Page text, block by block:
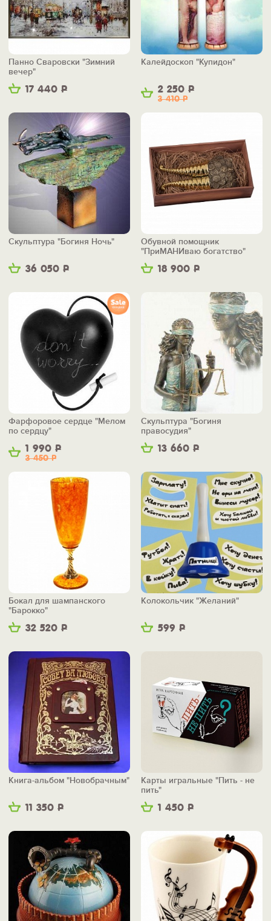
17 440 Р
Панно Сваровски "Зимний
вечер"
2 250 Р
3 410Р
Калейдоскоп "Купидон"
36 050 Р
Скульптура "Богиня Ночь"
18 900 Р
Обувной помощник
"ПриМАНИваю богатство"
1 990 Р
3 450Р
Фарфоровое сердце "Мелом
по сердцу"
13 660 Р
Скульптура "Богиня
правосудия"
32 520 Р
Бокал для шампанского
"Барокко"
599 Р
Колокольчик "Желаний"
11 350 Р
Книга-альбом "Новобрачным"
1 450 Р
Карты игральные "Пить - не
пить"